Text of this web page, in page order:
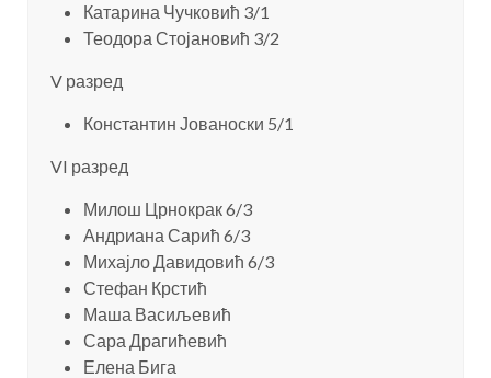
Катарина Чучковић 3/1
Теодора Стојановић 3/2
V разред
Константин Јованоски 5/1
VI разред
Милош Црнокрак 6/3
Андриана Сарић 6/3
Михајло Давидовић 6/3
Стефан Крстић
Маша Васиљевић
Сара Драгићевић
Елена Бига